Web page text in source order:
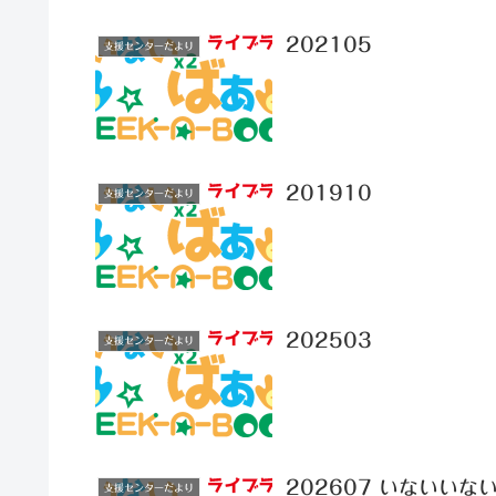
支援センターだより 202105
支援センターだより 201910
支援センターだより 202503
支援センターだより 202607 いないいない